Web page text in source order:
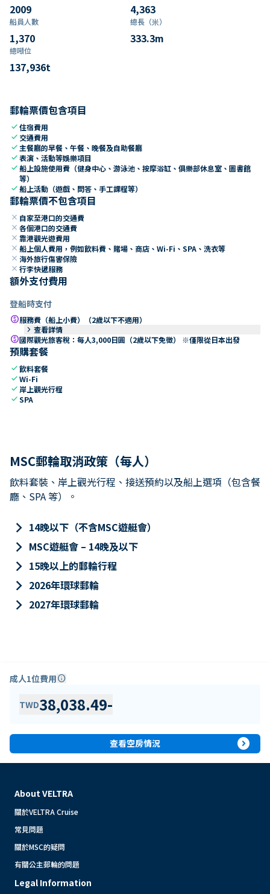
2009 4,363
船員人數
1,370
總長（米）
333.3m
總噸位
137,936t
郵輪票價包含項目
check住宿費用
check 交通費用
check 主餐廳的早餐、午餐、晚餐及自助餐廳
check表演、活動等娛樂項目
check船上設施使用費（健身中心、游泳池、按摩浴缸、俱樂部休息室、圖書館
等）
check船上活動（遊戲、問答、手工課程等）
郵輪票價不包含項目
close 自家至港口的交通費
close 各個港口的交通費
close 靠港觀光遊費用
close 船上個人費用，例如飲料費、賭場、商店、Wi-Fi、SPA、洗衣等
close 海外旅行傷害保險
close 行李快遞服務
額外支付費用
登船時支付
paid服務費（船上小費）（2歲以下不適用）
keyboard_arrow_right 查看詳情
paid國際觀光旅客稅：每人3,000日圓（2歲以下免徵） ※僅限從日本出發
預購套餐
check飲料套餐
checkWi-Fi
check 岸上觀光行程
checkSPA
MSC郵輪取消政策（每人）
飲料套裝、岸上觀光行程、接送預約以及船上選項（包含餐
廳、SPA 等）。
keyboard_arrow_right 14晚以下（不含MSC遊艇會）
keyboard_arrow_right MSC遊艇會 – 14晚及以下
keyboard_arrow_right 15晚以上的郵輪行程
keyboard_arrow_right 2026年環球郵輪
keyboard_arrow_right 2027年環球郵輪
成人1位費用info
TWD38,038.49-
查看空房情況 expand_circle_right
About VELTRA
關於VELTRA Cruise
常見問題
關於MSC的疑問
有關公主郵輪的問題
Legal Information